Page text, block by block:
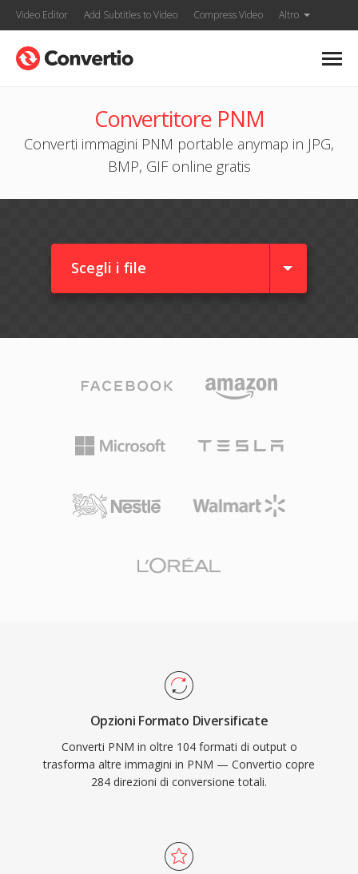
Video Editor Add Subtitles to Video Compress Video Altro
Convertitore PNM
Converti immagini PNM portable anymap in JPG,
BMP, GIF online gratis
Scegli i file
Opzioni Formato Diversificate
Converti PNM in oltre 104 formati di output o
trasforma altre immagini in PNM — Convertio copre
284 direzioni di conversione totali.